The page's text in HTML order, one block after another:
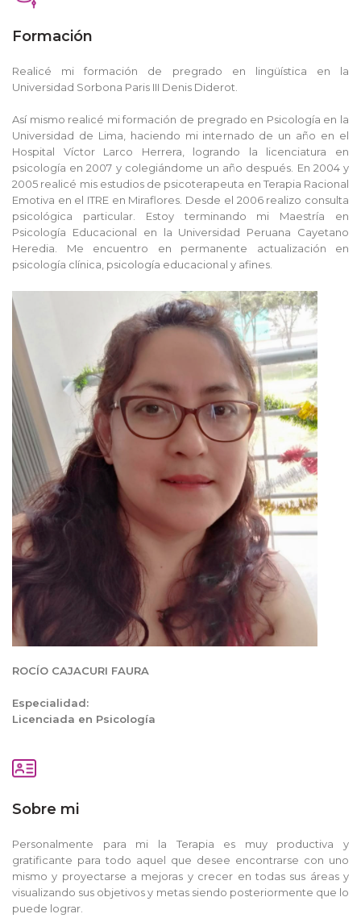
Formación
Realicé mi formación de pregrado en lingüística en la
Universidad Sorbona Paris III Denis Diderot.
Así mismo realicé mi formación de pregrado en Psicología en la
Universidad de Lima, haciendo mi internado de un año en el
Hospital Víctor Larco Herrera, logrando la licenciatura en
psicología en 2007 y colegiándome un año después. En 2004 y
2005 realicé mis estudios de psicoterapeuta en Terapia Racional
Emotiva en el ITRE en Miraflores. Desde el 2006 realizo consulta
psicológica particular. Estoy terminando mi Maestría en
Psicología Educacional en la Universidad Peruana Cayetano
Heredia. Me encuentro en permanente actualización en
psicología clínica, psicología educacional y afines.
ROCÍO CAJACURI FAURA
Especialidad:
Licenciada en Psicología
Sobre mi
Personalmente para mi la Terapia es muy productiva y
gratificante para todo aquel que desee encontrarse con uno
mismo y proyectarse a mejoras y crecer en todas sus áreas y
visualizando sus objetivos y metas siendo posteriormente que lo
puede lograr.